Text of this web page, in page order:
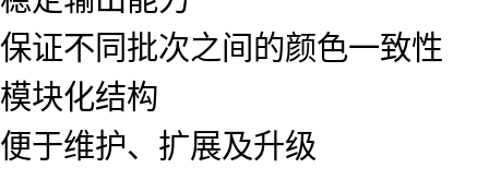
保证不同批次之间的颜色一致性
模块化结构
便于维护、扩展及升级